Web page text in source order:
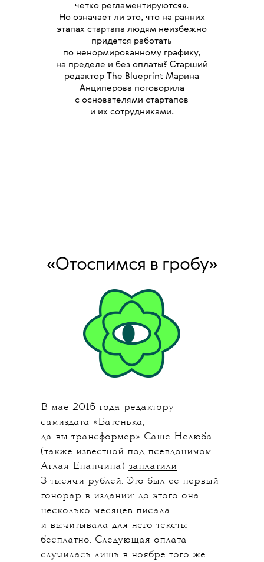
четко регламентируются».
Но означает ли это, что на ранних
этапах стартапа людям неизбежно
придется работать
по ненормированному графику,
на пределе и без оплаты? Старший
редактор The Blueprint Марина
Анциперова поговорила
с основателями стартапов
и их сотрудниками.
«Отоспимся в гробу»
В мае 2015 года редактору
самиздата «Батенька,
да вы трансформер» Саше Нелюба
(также известной под псевдонимом
Аглая Епанчина) заплатили
3 тысячи рублей. Это был ее первый
гонорар в издании: до этого она
несколько месяцев писала
и вычитывала для него тексты
бесплатно. Следующая оплата
случилась лишь в ноябре того же